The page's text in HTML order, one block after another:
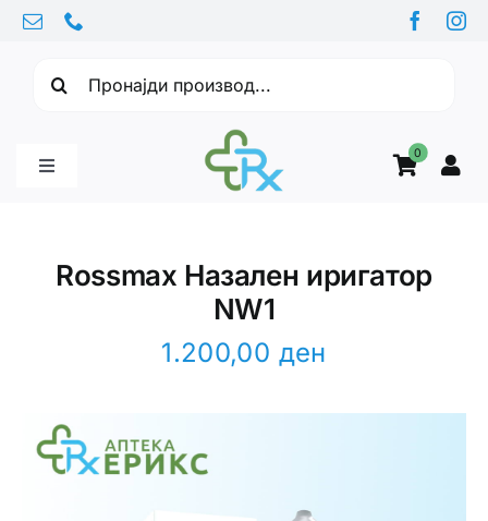
Skip
content
0
Toggle
Здравствени проблеми
Rossmax Назален иригатор
NW1
1.200,00 ден